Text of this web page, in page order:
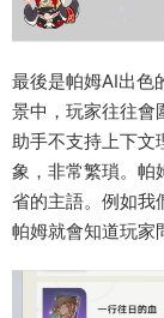
最後是帕姆AI出色
景中，玩家往往會
助手不支持上下文
象，非常繁瑣。帕
省的主語。例如我
帕姆就會知道玩家